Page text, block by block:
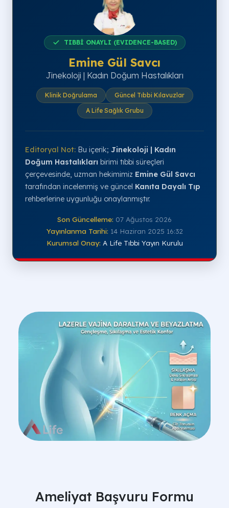
TIBBİ ONAYLI (EVIDENCE-BASED)
Emine Gül Savcı
Jinekoloji | Kadın Doğum Hastalıkları
Klinik Doğrulama
Güncel Tıbbi Kılavuzlar
A Life Sağlık Grubu
Editoryal Not: Bu içerik; Jinekoloji | Kadın
Doğum Hastalıkları birimi tıbbi süreçleri
çerçevesinde, uzman hekimimiz Emine Gül Savcı
tarafından incelenmiş ve güncel Kanıta Dayalı Tıp
rehberlerine uygunluğu onaylanmıştır.
Son Güncelleme: 07 Ağustos 2026
Yayınlanma Tarihi: 14 Haziran 2025 16:32
Kurumsal Onay: A Life Tıbbi Yayın Kurulu
Ameliyat Başvuru Formu